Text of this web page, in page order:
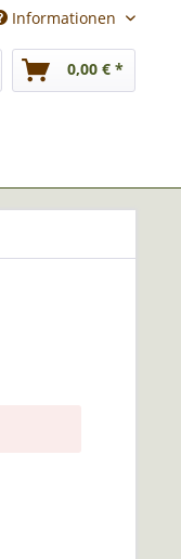
Informationen
0,00 € *